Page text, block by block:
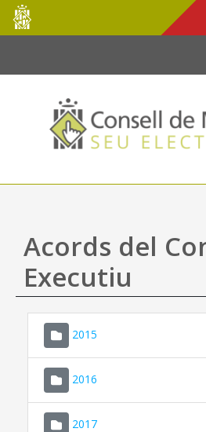
Salta al contingut principal
Consell
de
Mallorca
Acords del
Executiu
2015
2016
2017